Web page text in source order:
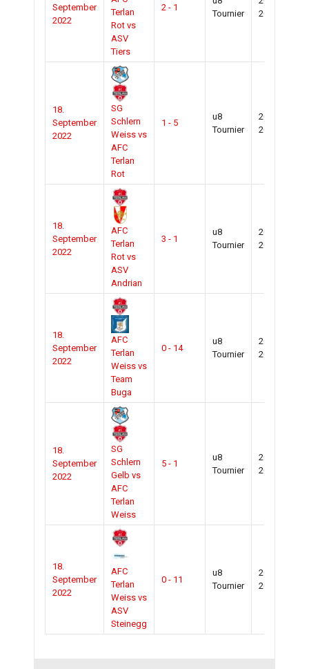
September
2022
Terlan
Rot vs
ASV
Tiers
2 - 1
Tournier
2023
18.
September
2022
SG
Schlern
Weiss vs
AFC
Terlan
Rot
1 - 5
u8
Tournier
2022-
2023
18.
September
2022
AFC
Terlan
Rot vs
ASV
Andrian
3 - 1
u8
Tournier
2022-
2023
18.
September
2022
AFC
Terlan
Weiss vs
Team
Buga
0 - 14
u8
Tournier
2022-
2023
18.
September
2022
SG
Schlern
Gelb vs
AFC
Terlan
Weiss
5 - 1
u8
Tournier
2022-
2023
18.
September
2022
AFC
Terlan
Weiss vs
ASV
Steinegg
0 - 11
u8
Tournier
2022-
2023